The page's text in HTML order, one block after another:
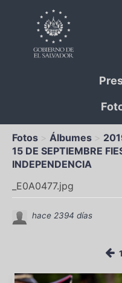
Fotos Álbumes
15 DE SEPTIEMBRE
INDEPENDENCIA
_E0A0477.jpg
hace 2394 días